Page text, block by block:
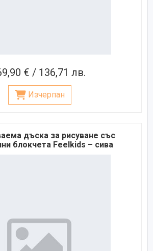
€ / 136,71 лв.
Изчерпан
дъска за рисуване със
блокчета Feelkids – сива